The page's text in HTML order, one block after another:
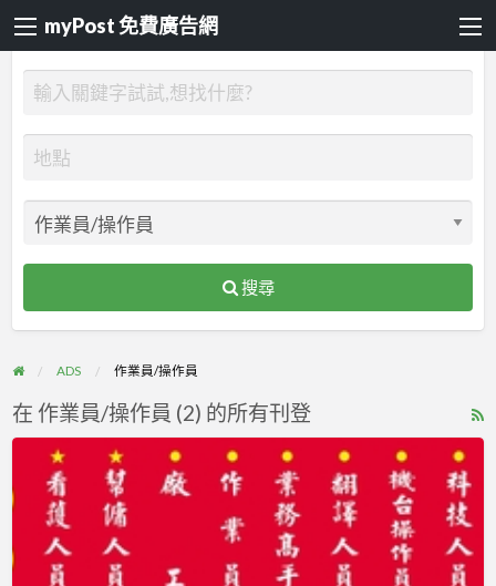
myPost 免費廣告網
搜尋
ADS 作業員/操作員
在 作業員/操作員 (2) 的所有刊登
台
市